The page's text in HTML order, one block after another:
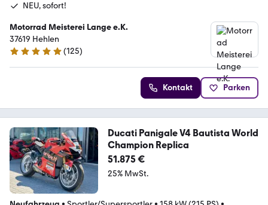
NEU, sofort!
Motorrad Meisterei Lange e.K.
37619 Hehlen
4.9 Sterne
(125)
Kontakt Parken
Ducati Panigale V4 Bautista World
Champion Replica
51.875 €
25% MwSt.